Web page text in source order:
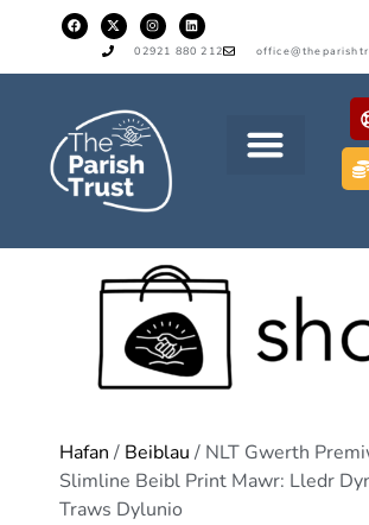
02921 880 212
Hafan / Beiblau / NLT Gwerth
Slimline Beibl Print Mawr: Lledr
Traws Dylunio